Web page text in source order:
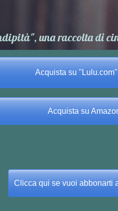
una raccolta di
Acquista su
Acquista su
Clicca qui se vuoi abbonarti